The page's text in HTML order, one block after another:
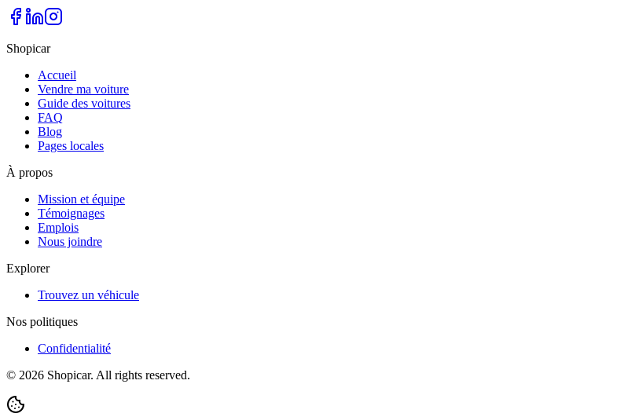
Shopicar
Accueil
Vendre ma voiture
Guide des voitures
FAQ
Blog
Pages locales
À propos
Mission et équipe
Témoignages
Emplois
Nous joindre
Explorer
Trouvez un véhicule
Nos politiques
Confidentialité
© 2026 Shopicar. All rights reserved.